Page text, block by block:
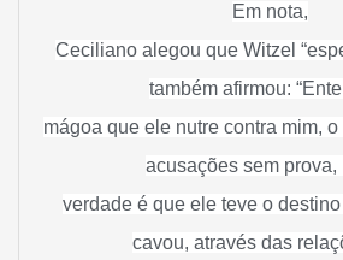
Em nota,
Ceciliano alegou que Witzel
também afirmou:
mágoa que ele nutre contra mim,
acusações sem prova,
verdade é que ele teve o
cavou, através das